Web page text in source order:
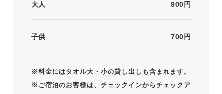
大人 900円
子供 700円
※料金にはタオル大・小の貸し出しも含まれます。
※ご宿泊のお客様は、チェックインからチェックア